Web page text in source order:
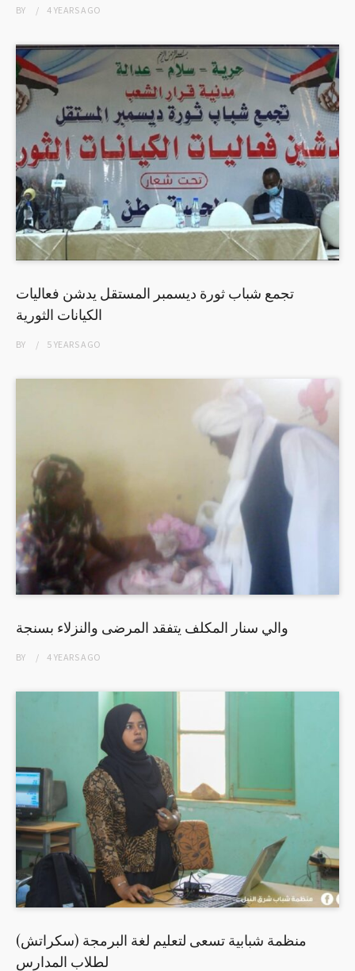
BY 4 YEARSAGO
تجمع شباب ثورة ديسمبر المستقل يدشن فعاليات
الكيانات الثورية
BY 5 YEARSAGO
والي سنار المكلف يتفقد المرضى والنزلاء بسنجة
BY 4 YEARSAGO
منظمة شبابية تسعى لتعليم لغة البرمجة (سكراتش)
لطلاب المدارس